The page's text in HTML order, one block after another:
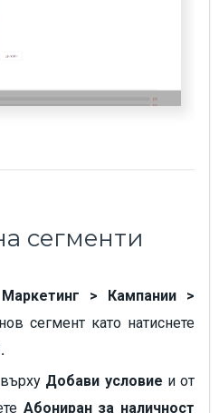
сегменти
Maркетинг > Кампании >
сегмент като натиснете
Добави условие и от
Абониран за наличност